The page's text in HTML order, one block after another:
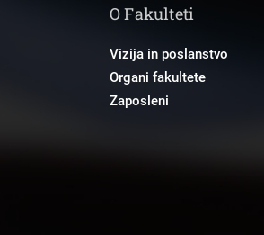
O Fakulteti
Vizija in poslanstvo
Organi fakultete
Zaposleni